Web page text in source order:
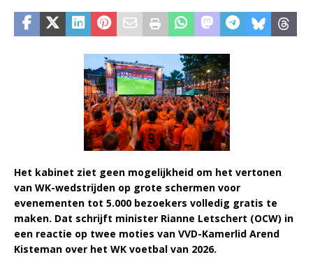
Het kabinet ziet geen mogelijkheid om het vertonen
van WK-wedstrijden op grote schermen voor
evenementen tot 5.000 bezoekers volledig gratis te
maken. Dat schrijft minister Rianne Letschert (OCW) in
een reactie op twee moties van VVD-Kamerlid Arend
Kisteman over het WK voetbal van 2026.